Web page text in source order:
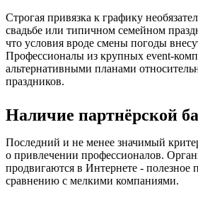
Строгая привязка к графику
свадьбе или типичном семейном
что условия вроде смены погоды
Профессионалы из крупных event-
альтернативными планами
праздников.
Наличие партнёрской
Последний и не менее значимый
о привлечении профессионалов.
продвигаются в Интернете - полезное
сравнению с мелкими компаниями.